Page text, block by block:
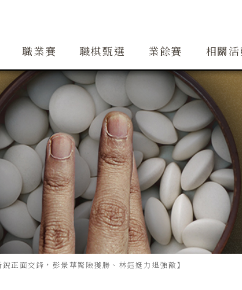
職業賽 職棋甄選 業餘賽 相關
人簡介 大事紀 行事曆
銳隊 道場 精銳隊交流
正面交鋒，彭景華驚險獲勝、林鈺娗力退強敵】